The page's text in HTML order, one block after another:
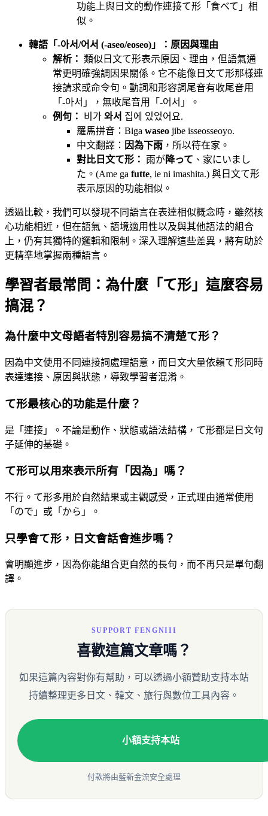
功能上與日文的動作連接て形「食べて」相
似。
韓語「-아서/어서 (-aseo/eoseo)」：原因與理由
解析： 類似日文て形表示原因、理由，但語氣通
常更明確強調因果關係。它不能像日文て形那樣連
接請求或命令句。動詞和形容詞尾音有收尾音用
「-아서」，無收尾音用「-어서」。
例句：
비가 와서 집에 있었어요.
羅馬拼音：Biga waseo jibe isseosseoyo.
中文翻譯： 因為下雨 ，所以待在家。
對比日文て形：
雨が降って 、家にいまし
た。(Ame ga futte, ie ni imashita.) 與日文て形
表示原因的功能相似。
透過比較，我們可以發現不同語言在表達相似概念時，雖然核
心功能相近，但在語氣、語境適用性以及與其他語法的組合
上，仍有其獨特的邏輯和限制。深入理解這些差異，將有助於
更精準地掌握兩種語言。
學習者最常問：為什麼「て形」這麼容易
搞混？
為什麼中文母語者特別容易搞不清楚て形？
因為中文使用不同連接詞處理語意，而日文大量依賴て形同時
表達連接、原因與狀態，導致學習者混淆。
て形最核心的功能是什麼？
是「連接」。不論是動作、狀態或語法結構，て形都是日文句
子延伸的基礎。
て形可以用來表示所有「因為」嗎？
不行。て形多用於自然結果或主觀感受，正式理由通常使用
「ので」或「から」。
只學會て形，日文會話會進步嗎？
會明顯進步，因為你能組合更自然的長句，而不再只是單句翻
譯。
SUPPORT FENGNIII
喜歡這篇文章嗎？
如果這篇內容對你有幫助，可以透過小額贊助支持本站
持續整理更多日文、韓文、旅行與數位工具內容。
小額支持本站
付款將由藍新金流安全處理